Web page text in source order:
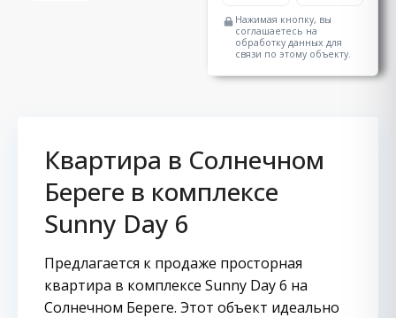
Нажимая кнопку, вы
соглашаетесь на
обработку данных для
связи по этому объекту.
Квартира в Солнечном
Береге в комплексе
Sunny Day 6
Предлагается к продаже просторная
квартира в комплексе Sunny Day 6 на
Солнечном Береге. Этот объект идеально